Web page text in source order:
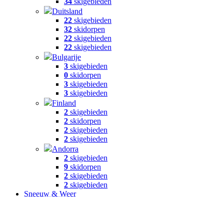
Duitsland
22 skigebieden
32 skidorpen
22 skigebieden
22 skigebieden
Bulgarije
3 skigebieden
0 skidorpen
3 skigebieden
3 skigebieden
Finland
2 skigebieden
2 skidorpen
2 skigebieden
2 skigebieden
Andorra
2 skigebieden
9 skidorpen
2 skigebieden
2 skigebieden
Sneeuw & Weer